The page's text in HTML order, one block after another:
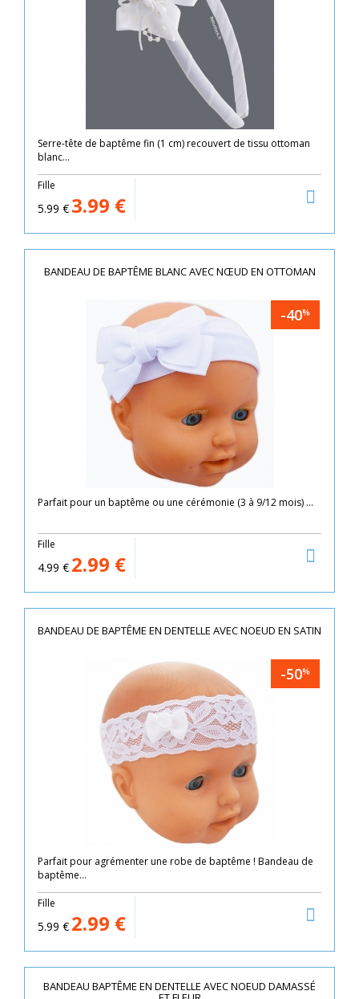
Serre-tête de baptême fin (1 cm) recouvert de tissu ottoman
blanc...
Fille
5.99 € 3.99 €
BANDEAU DE BAPTÊME BLANC AVEC NŒUD EN OTTOMAN
-40%
Parfait pour un baptême ou une cérémonie (3 à 9/12 mois) ...
Fille
4.99 € 2.99 €
BANDEAU DE BAPTÊME EN DENTELLE AVEC NOEUD EN SATIN
-50%
Parfait pour agrémenter une robe de baptême ! Bandeau de
baptême...
Fille
5.99 € 2.99 €
BANDEAU BAPTÊME EN DENTELLE AVEC NOEUD DAMASSÉ